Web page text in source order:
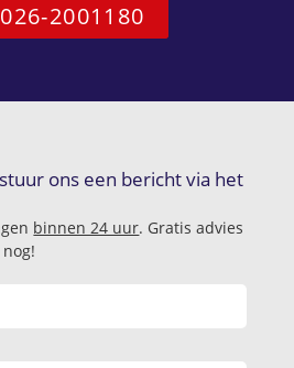
2001180
ons een bericht via het
binnen 24 uur. Gratis advies